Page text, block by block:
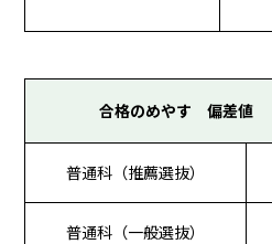
合格のめやす 偏差値
普通科（推薦選抜）
普通科（一般選抜）